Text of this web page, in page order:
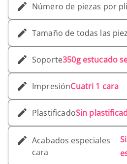
Número de piezas por
Tamaño de todas las
Soporte350g estucado
ImpresiónCuatri 1 cara
PlastificadoSin
Acabados especiales
cara